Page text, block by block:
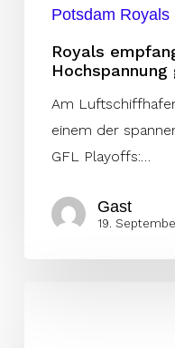
Potsdam Royals
Royals
Am
einem der
GFL Playoffs:…
Gast
19.